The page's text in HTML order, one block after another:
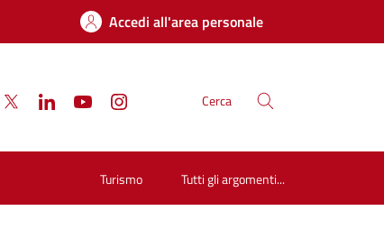
Accedi all'area personale
Cerca
Turismo Tutti gli argomenti...